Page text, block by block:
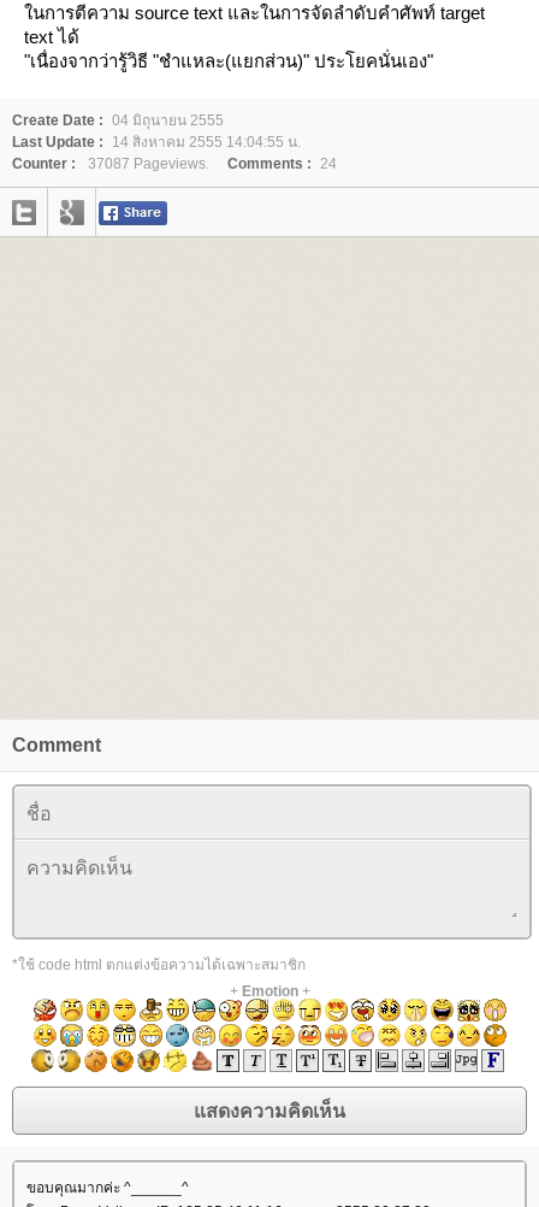
นการตีความ source text และในการจัดลำดับคำศัพท์ target
text ได้
"เนื่องจากว่ารู้วิธี "ชำแหละ(แยกส่วน)" ประโยคนั่นเอง"
Create Date : 04 มิถุนายน 2555
Last Update :
14 สิงหาคม 2555 14:04:55 น.
Counter :
37087 Pageviews. Comments : 24
Comment
*ใช้ code html ตกแต่งข้อความได้เฉพาะสมาชิก
+ Emotion+
ขอบคุณมากค่ะ ^______^